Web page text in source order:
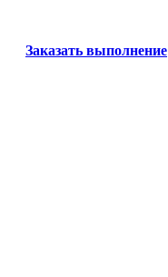
Заказать выполнение